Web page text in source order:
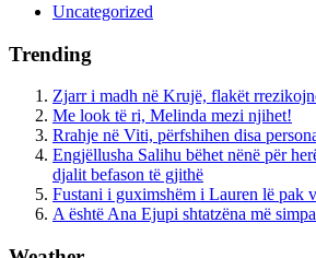
Uncategorized
Trending
Zjarr i madh në Krujë, flakët
Me look të ri, Melinda mezi njihet!
Rrahje në Viti, përfshihen disa
Engjëllusha Salihu bëhet nënë për
djalit befason të gjithë
Fustani i guximshëm i Lauren lë pak
A është Ana Ejupi shtatzëna më